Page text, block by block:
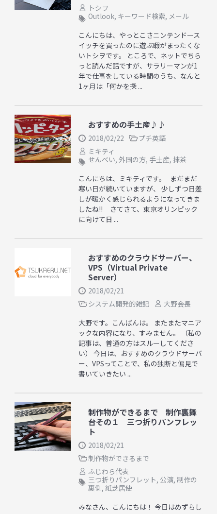
トシヲ
Outlook, キーワード検索, メール
こんにちは、やっとこさニンテンドース
イッチを買ったのに遊ぶ暇がまったくな
いトシヲです。 ところで、ネットでちら
っと読んだ話ですが、サラリーマンが1
年で仕事をしている時間のうち、なんと
1ヶ月は「何かを探 ...
おすすめの手土産♪♪
2018/02/22
プチ英語
ミキティ
せんべい, 外国の方, 手土産, 抹茶
こんにちは、ミキティです。 まだまだ
寒い日が続いていますが、 少しずつ日差
しが暖かく感じられるようになってきま
したね!! さてさて、東京オリンピック
に向けて日 ...
おすすめのクラウドサーバー、
VPS（Virtual Private
Server）
2018/02/21
システム開発的雑記
大野会長
大野です。こんばんは。 またまたマニア
ックな内容になり、すみません。 （私の
記事は、普通の方はスルーしてくださ
い） 今日は、おすすめのクラウドサーバ
ー、VPSってことで、私の独断と偏見で
書いていきたい ...
制作物ができるまで 制作裏舞
台その１ 三つ折りパンフレッ
ト
2018/02/21
制作物ができるまで
ふじわら代表
三つ折りパンフレット, 公演, 制作の
裏側, 紙芝居使
みなさん、こんにちは！ 今日はめずらし